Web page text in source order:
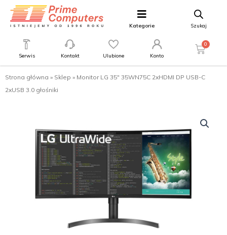
Kategorie Szukaj
Serwis Kontakt Ulubione Konto
0
Strona główna » Sklep » Monitor LG 35″ 35WN75C 2xHDMI DP USB-C
2xUSB 3.0 głośniki